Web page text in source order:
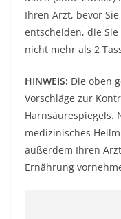
Ihren Arzt, bevor
entscheiden, die
nicht mehr als 2
HINWEIS: Die oben
Vorschläge zur
Harnsäurespiegels.
medizinisches
außerdem Ihren
Ernährung